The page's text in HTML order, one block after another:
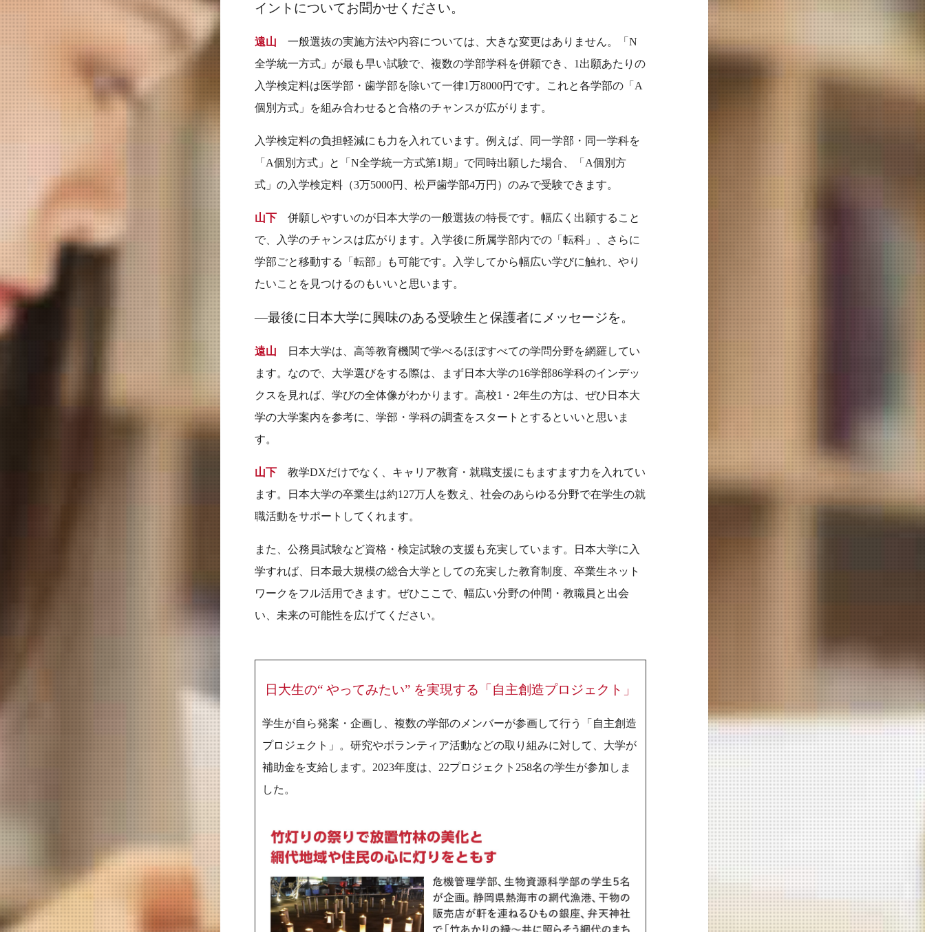
イントについてお聞かせください。
遠山 一般選抜の実施方法や内容については、大きな変更はありません。「N
全学統一方式」が最も早い試験で、複数の学部学科を併願でき、1出願あたりの
入学検定料は医学部・歯学部を除いて一律1万8000円です。これと各学部の「A
個別方式」を組み合わせると合格のチャンスが広がります。
入学検定料の負担軽減にも力を入れています。例えば、同一学部・同一学科を
「A個別方式」と「N全学統一方式第1期」で同時出願した場合、「A個別方
式」の入学検定料（3万5000円、松戸歯学部4万円）のみで受験できます。
山下 併願しやすいのが日本大学の一般選抜の特長です。幅広く出願すること
で、入学のチャンスは広がります。入学後に所属学部内での「転科」、さらに
学部ごと移動する「転部」も可能です。入学してから幅広い学びに触れ、やり
たいことを見つけるのもいいと思います。
―最後に日本大学に興味のある受験生と保護者にメッセージを。
遠山 日本大学は、高等教育機関で学べるほぼすべての学問分野を網羅してい
ます。なので、大学選びをする際は、まず日本大学の16学部86学科のインデッ
クスを見れば、学びの全体像がわかります。高校1・2年生の方は、ぜひ日本大
学の大学案内を参考に、学部・学科の調査をスタートとするといいと思いま
す。
山下 教学DXだけでなく、キャリア教育・就職支援にもますます力を入れてい
ます。日本大学の卒業生は約127万人を数え、社会のあらゆる分野で在学生の就
職活動をサポートしてくれます。
また、公務員試験など資格・検定試験の支援も充実しています。日本大学に入
学すれば、日本最大規模の総合大学としての充実した教育制度、卒業生ネット
ワークをフル活用できます。ぜひここで、幅広い分野の仲間・教職員と出会
い、未来の可能性を広げてください。
日大生の“ やってみたい” を実現する「自主創造プロジェクト」
学生が自ら発案・企画し、複数の学部のメンバーが参画して行う「自主創造
プロジェクト」。研究やボランティア活動などの取り組みに対して、大学が
補助金を支給します。2023年度は、22プロジェクト258名の学生が参加しま
した。